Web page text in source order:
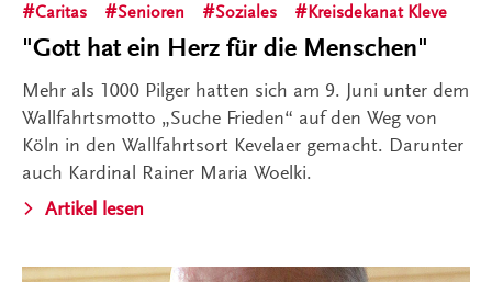
Caritas
Senioren Soziales Kreisdekanat Kleve
"Gott hat ein Herz für die Menschen"
Mehr als 1000 Pilger hatten sich am 9. Juni unter dem
Wallfahrtsmotto „Suche Frieden“ auf den Weg von
Köln in den Wallfahrtsort Kevelaer gemacht. Darunter
auch Kardinal Rainer Maria Woelki.
Artikel lesen